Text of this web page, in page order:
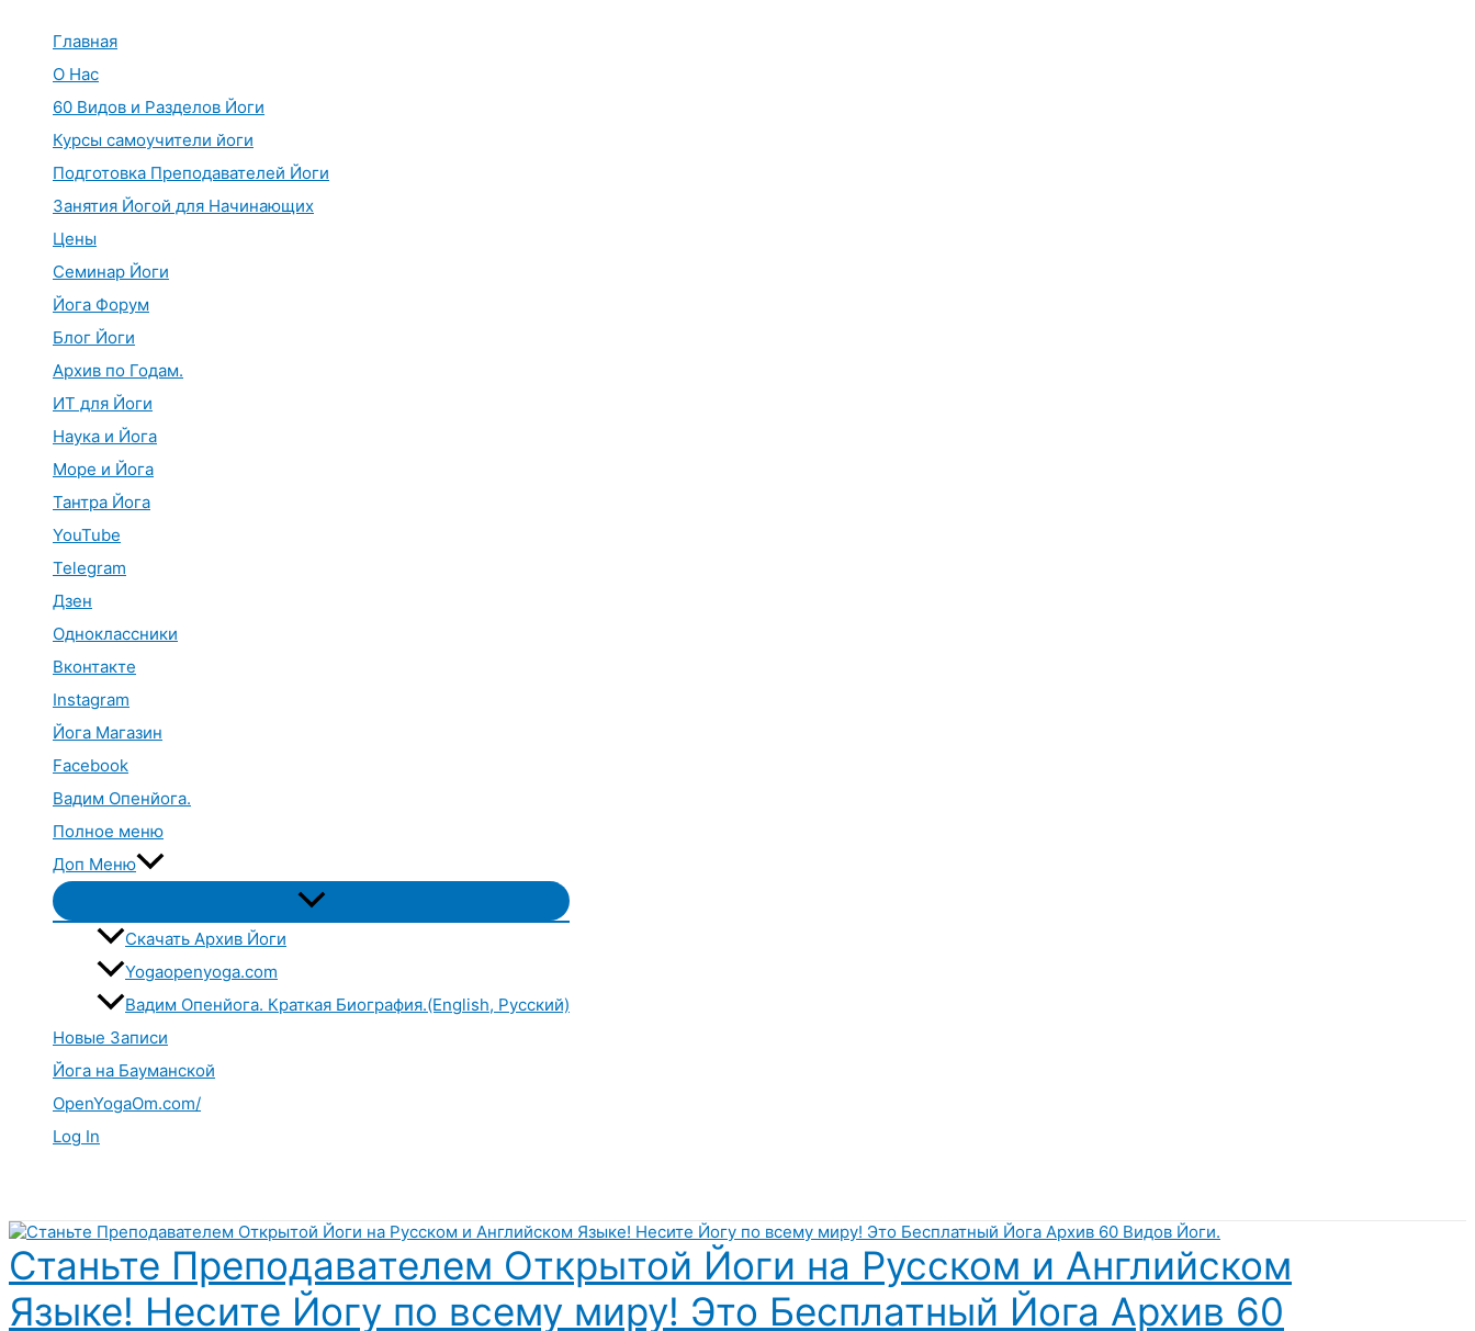
Главная
О Нас
60 Видов и Разделов Йоги
Курсы самоучители йоги
Подготовка Преподавателей Йоги
Занятия Йогой для Начинающих
Цены
Семинар Йоги
Йога Форум
Блог Йоги
Архив по Годам.
ИТ для Йоги
Наука и Йога
Море и Йога
Тантра Йога
YouTube
Telegram
Дзен
Одноклассники
Вконтакте
Instagram
Йога Магазин
Facebook
Вадим Опенйога.
Полное меню
Доп Меню
Переключатель
меню
Скачать Архив Йоги
Yogaopenyoga.com
Вадим Опенйога. Краткая Биография.(English, Русский)
Новые Записи
Йога на Бауманской
OpenYogaOm.com/
Log In
Станьте Преподавателем Открытой Йоги на Русском и Английском
Языке! Несите Йогу по всему миру! Это Бесплатный Йога Архив 60